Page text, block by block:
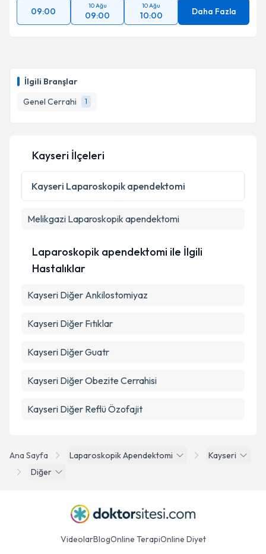
İlgili Branşlar
Genel Cerrahi
1
09:00
10 Ağu
09:00
10 Ağu
10:00 Daha Fazla
Ana Sayfa Laparoskopik Apendektomi
Kayseri
Diğer
Kayseri İlçeleri
Kayseri Laparoskopik apendektomi
Melikgazi Laparoskopik apendektomi
Laparoskopik apendektomi ile İlgili
Hastalıklar
Kayseri Diğer Ankilostomiyaz
Kayseri Diğer Fıtıklar
Kayseri Diğer Guatr
Kayseri Diğer Obezite Cerrahisi
Kayseri Diğer Reflü Özofajit
VideolarBlogOnline TerapiOnline Diyet